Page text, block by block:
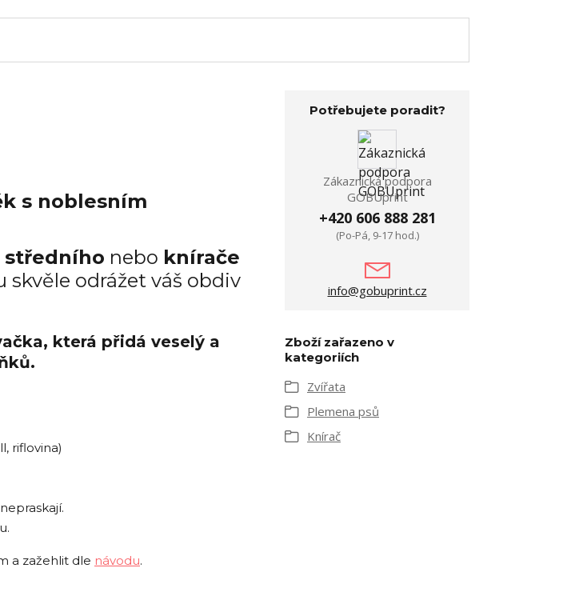
s noblesním
středního nebo knírače
odrážet váš obdiv
která přidá veselý a
riflovina)
a zažehlit dle návodu.
Potřebujete poradit?
Zákaznická podpora
GOBUprint
+420 606 888 281
(Po-Pá, 9-17 hod.)
info@gobuprint.cz
Zboží zařazeno v
kategoriích
Zvířata
Plemena psů
Knírač